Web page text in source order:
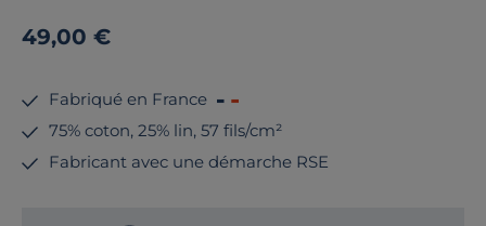
49,00 €
Fabriqué en France
75% coton, 25% lin, 57 fils/cm²
Fabricant avec une démarche RSE